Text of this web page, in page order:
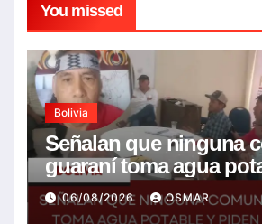
You missed
Bolivia
Señalan que ninguna
guaraní toma agua
piden realizar un Foro
resolver la
06/08/2026 OSMAR